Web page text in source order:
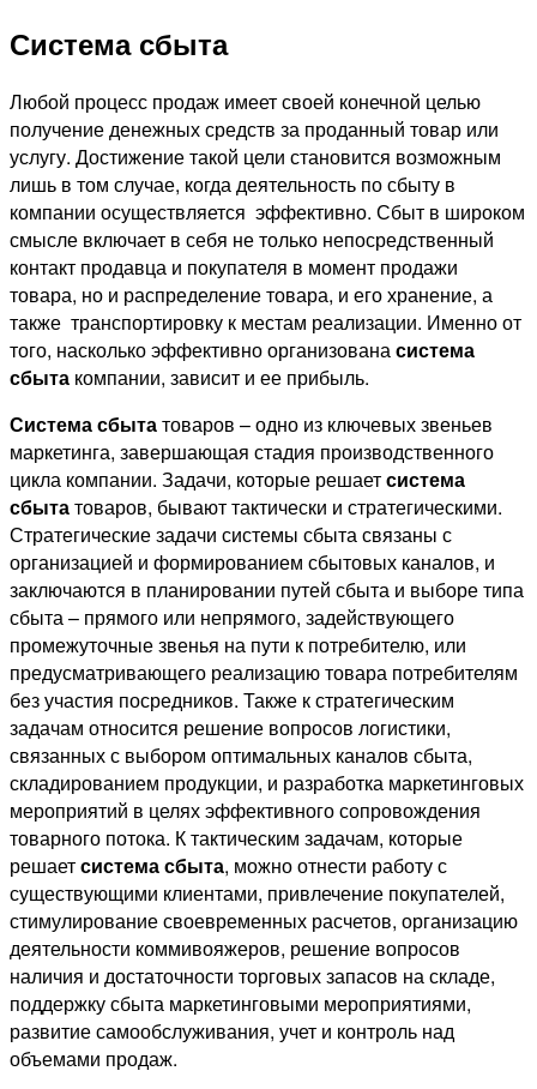
Система сбыта
Любой процесс продаж имеет своей конечной целью
получение денежных средств за проданный товар или
услугу. Достижение такой цели становится возможным
лишь в том случае, когда деятельность по сбыту в
компании осуществляется эффективно. Сбыт в широком
смысле включает в себя не только непосредственный
контакт продавца и покупателя в момент продажи
товара, но и распределение товара, и его хранение, а
также транспортировку к местам реализации. Именно от
того, насколько эффективно организованасистема
сбыта компании, зависит и ее прибыль.
Система сбытатоваров – одно из ключевых звеньев
маркетинга, завершающая стадия производственного
цикла компании. Задачи, которые решаетсистема
сбытатоваров, бывают тактически и стратегическими.
Стратегические задачи системы сбыта связаны с
организацией и формированием сбытовых каналов, и
заключаются в планировании путей сбыта и выборе типа
сбыта – прямого или непрямого, задействующего
промежуточные звенья на пути к потребителю, или
предусматривающего реализацию товара потребителям
без участия посредников. Также к стратегическим
задачам относится решение вопросов логистики,
связанных с выбором оптимальных каналов сбыта,
складированием продукции, и разработка маркетинговых
мероприятий в целях эффективного сопровождения
товарного потока. К тактическим задачам, которые
решаетсистема сбыта, можно отнести работу с
существующими клиентами, привлечение покупателей,
стимулирование своевременных расчетов, организацию
деятельности коммивояжеров, решение вопросов
наличия и достаточности торговых запасов на складе,
поддержку сбыта маркетинговыми мероприятиями,
развитие самообслуживания, учет и контроль над
объемами продаж.